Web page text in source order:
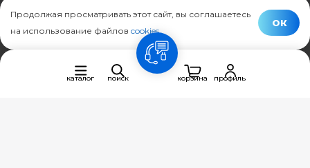
Политика конфиденциальности
© Ifreez - продажа и установка климатической техники,
каталог поиск
связь
корзина
профиль
Продолжая просматривать этот сайт, вы соглашаетесь
на использование файлов cookies.
ОК